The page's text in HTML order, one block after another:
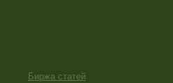
Биржа статей